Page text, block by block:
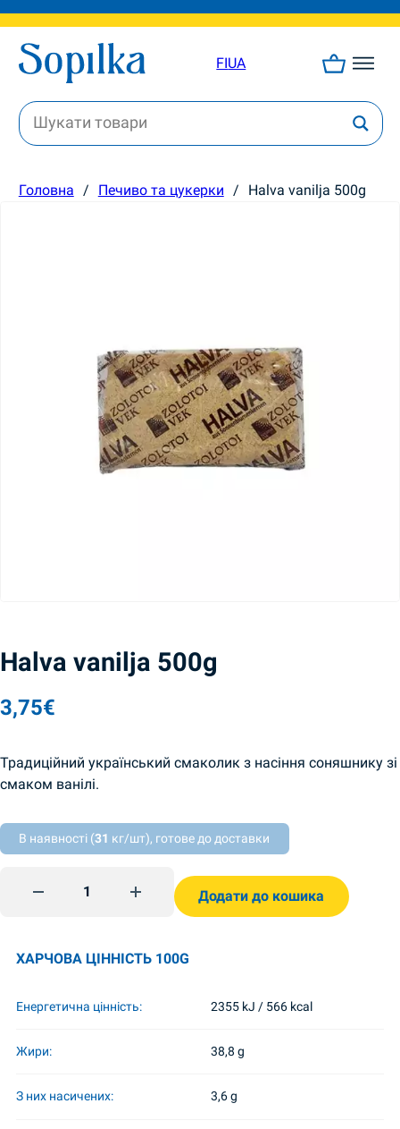
FIUA
Головна / Печиво та цукерки / Halva vanilja 500g
Halva vanilja 500g
3,75€
Традиційний український смаколик з насіння соняшнику зі
смаком ванілі.
В наявності (31 кг/шт), готове до доставки
Halva vanilja 500g quantity
Додати до кошика
ХАРЧОВА ЦІННІСТЬ 100G
Енергетична цінність: 2355 kJ / 566 kcal
Жири: 38,8 g
З них насичених: 3,6 g